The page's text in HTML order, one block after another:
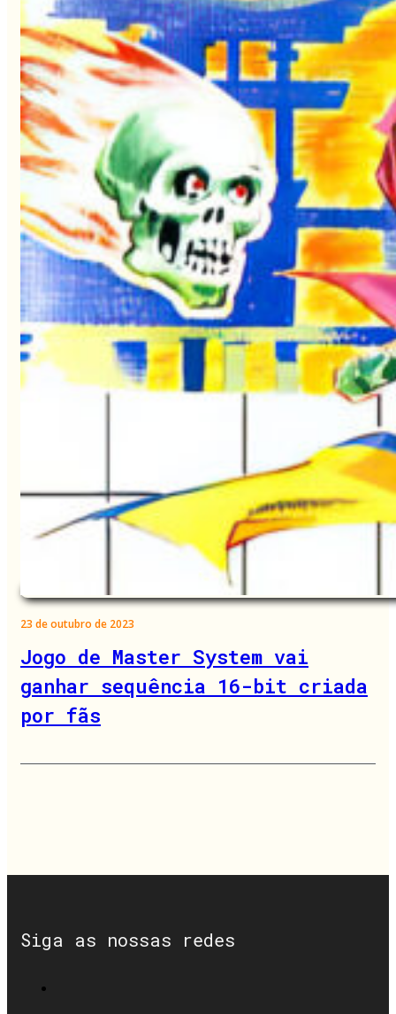
23 de outubro de 2023
Jogo de Master System vai
ganhar sequência 16-bit criada
por fãs
Siga as nossas redes